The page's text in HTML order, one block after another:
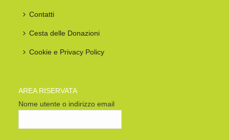
Contatti
Cesta delle Donazioni
Cookie e Privacy Policy
AREA RISERVATA
Nome utente o indirizzo email